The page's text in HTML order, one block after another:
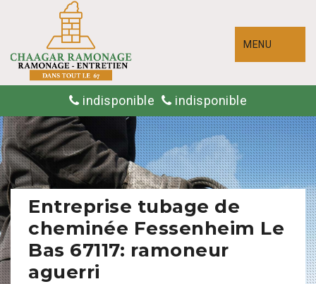
MENU
indisponible indisponible
Entreprise tubage de
cheminée Fessenheim Le
Bas 67117: ramoneur
aguerri